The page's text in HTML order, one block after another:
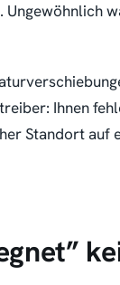
Ihnen
Standort auf